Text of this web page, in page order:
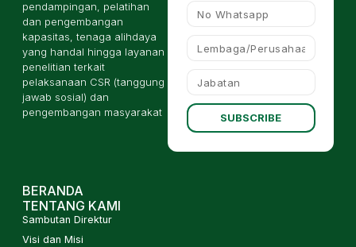
pendampingan, pelatihan
dan pengembangan
kapasitas, tenaga alihdaya
yang handal hingga layanan
penelitian terkait
pelaksanaan CSR (tanggung
jawab sosial) dan
pengembangan masyarakat
SUBSCRIBE
BERANDA
TENTANG KAMI
Sambutan Direktur
Visi dan Misi